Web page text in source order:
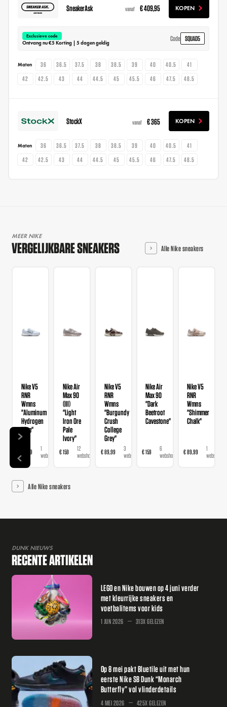
SneakerAsk vanaf € 409,95 KOPEN
Exclusieve code
Ontvang nu €5 Korting | 5 dagen geldig
Code SQUAD5
Maten 36 36.5 37.5 38 38.5 39 40 40.5
41
42
42.5 43 44 44.5 45 45.5 46 47.5 48.5
StockX vanaf € 365 KOPEN
Maten 36 36.5 37.5 38 38.5 39 40 40.5
41
42
42.5 43 44 44.5 45 45.5 46 47.5 48.5
MEER NIKE
VERGELIJKBARE SNEAKERS Alle Nike sneakers
Nike V5
RNR
Wmns
"Aluminum
Hydrogen
Blue"
€ 89,99
1
webshop
Nike Air
Max 90
(III)
"Light
Iron Ore
Pale
Ivory"
€ 159
12
webshops
Nike V5
RNR
Wmns
"Burgundy
Crush
College
Grey"
€ 89,99
3
webshops
Nike Air
Max 90
"Dark
Beetroot
Cavestone"
€ 159
6
webshops
Nike V5
RNR
Wmns
"Shimmer
Chalk"
€ 89,99
1
webshop
Alle Nike sneakers
DUNK NIEUWS
RECENTE ARTIKELEN
LEGO en Nike bouwen op 4 juni verder
met kleurrijke sneakers en
voetbalitems voor kids
1 JUN 2026 313X GELEZEN
Op 8 mei pakt Bluetile uit met hun
eerste Nike SB Dunk “Monarch
Butterfly” vol vlinderdetails
4 MEI 2026 425X GELEZEN